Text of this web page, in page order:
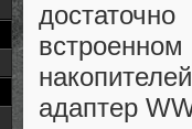
адаптер